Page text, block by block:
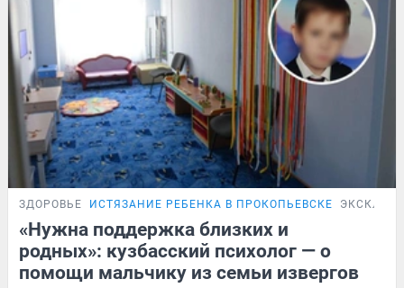
ЗДОРОВЬЕ ИСТЯЗАНИЕ РЕБЕНКА В ПРОКОПЬЕВСКЕ
«Нужна поддержка близких и
родных»: кузбасский психолог — о
помощи мальчику из семьи извергов